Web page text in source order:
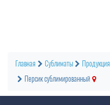
Главная Сублиматы Продукция
Персик сублимированный